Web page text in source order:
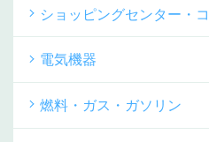
ショッピングセンター・
電気機器
燃料・ガス・ガソリン